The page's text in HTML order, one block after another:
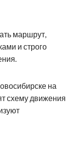
маршрут,
и строго
на
схему движения